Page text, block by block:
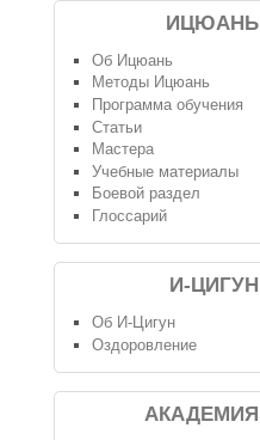
ИЦЮАНЬ
Об Ицюань
Методы Ицюань
Программа обучения
Статьи
Мастера
Учебные материалы
Боевой раздел
Глоссарий
И-ЦИГУН
Об И-Цигун
Оздоровление
АКАДЕМИЯ